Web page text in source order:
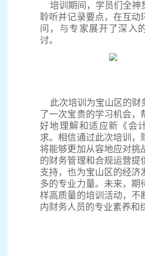
培训期间，学员们全神
聆听并记录要点，在互动
问，与专家展开了深入
讨。
此次培训为宝山区的财
了一次宝贵的学习机会，
好地理解和适应新《会
求。相信通过此次培训，
将能够更加从容地应对挑
的财务管理和合规运营提
支持，也为宝山区的经济
多的专业力量。未来，期
样高质量的培训活动，不
内财务人员的专业素养和